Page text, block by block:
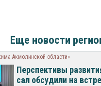
Еще новости
Акмолинской области»
Перспективы
сал обсудили на